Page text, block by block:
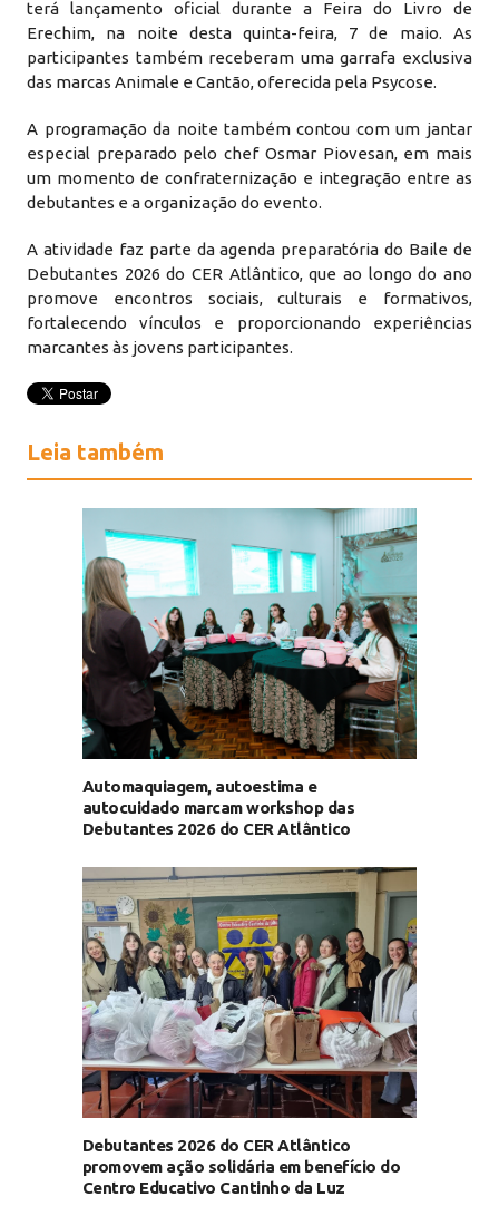
terá lançamento oficial durante a Feira do Livro de
Erechim, na noite desta quinta-feira, 7 de maio. As
participantes também receberam uma garrafa exclusiva
das marcas Animale e Cantão, oferecida pela Psycose.
A programação da noite também contou com um jantar
especial preparado pelo chef Osmar Piovesan, em mais
um momento de confraternização e integração entre as
debutantes e a organização do evento.
A atividade faz parte da agenda preparatória do Baile de
Debutantes 2026 do CER Atlântico, que ao longo do ano
promove encontros sociais, culturais e formativos,
fortalecendo vínculos e proporcionando experiências
marcantes às jovens participantes.
Leia também
Automaquiagem, autoestima e
autocuidado marcam workshop das
Debutantes 2026 do CER Atlântico
Debutantes 2026 do CER Atlântico
promovem ação solidária em benefício do
Centro Educativo Cantinho da Luz